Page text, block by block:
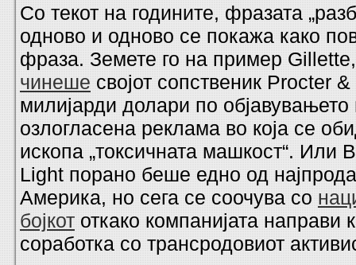
Со текот на годините, фразата
одново и одново се покажа како
фраза. Земете го на пример
чинеше својот сопственик Procter
милијарди долари по објавувањето
озлогласена реклама во која се
ископа „токсичната машкост“. Или
Light порано беше едно од
Америка, но сега се соочува со
бојкот откако компанијата направи
соработка со трансродовиот